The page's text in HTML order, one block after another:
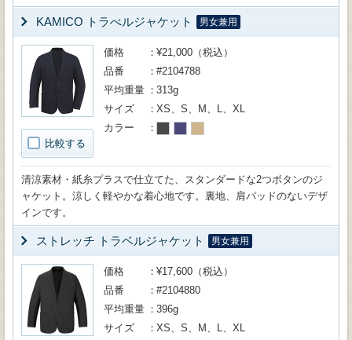
KAMICO トラべルジャケット 男女兼用
比較する
価格
¥21,000（税込）
品番
#2104788
平均重量
313g
サイズ
XS、S、M、L、XL
カラー
清涼素材・紙糸プラスで仕立てた、スタンダードな2つボタンのジ
ャケット。涼しく軽やかな着心地です。裏地、肩パッドのないデザ
インです。
ストレッチ トラベルジャケット 男女兼用
価格
¥17,600（税込）
品番
#2104880
平均重量
396g
サイズ
XS、S、M、L、XL